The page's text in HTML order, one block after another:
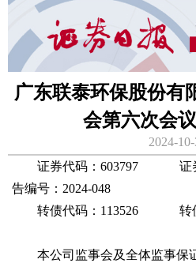
广东联泰环保股份有
会第六次会
2024-10-
证券代码：603797 证
告编号：2024-048
转债代码：113526 转债
本公司监事会及全体监事保